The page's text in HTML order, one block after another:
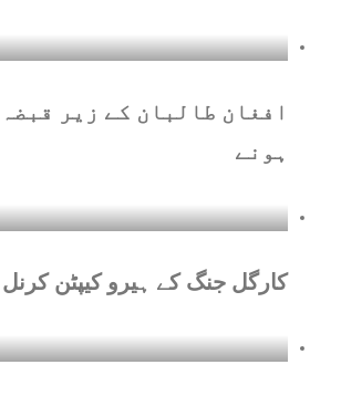
افغان طالبان کے زیر قبضہ
ہونے
کارگل جنگ کے ہیرو کیپٹن